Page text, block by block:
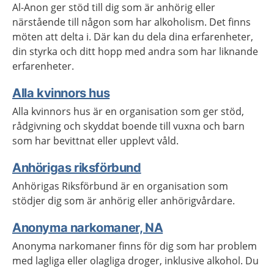
Al-Anon ger stöd till dig som är anhörig eller
närstående till någon som har alkoholism. Det finns
möten att delta i. Där kan du dela dina erfarenheter,
din styrka och ditt hopp med andra som har liknande
erfarenheter.
Alla kvinnors hus
Alla kvinnors hus är en organisation som ger stöd,
rådgivning och skyddat boende till vuxna och barn
som har bevittnat eller upplevt våld.
Anhörigas riksförbund
Anhörigas Riksförbund är en organisation som
stödjer dig som är anhörig eller anhörigvårdare.
Anonyma narkomaner, NA
Anonyma narkomaner finns för dig som har problem
med lagliga eller olagliga droger, inklusive alkohol. Du